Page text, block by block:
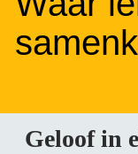
Geloof in